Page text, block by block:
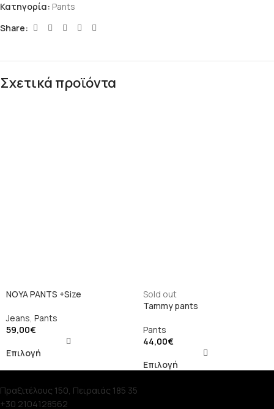
Κατηγορία: Pants
Share:
Σχετικά προϊόντα
NOYA PANTS +Size
Jeans, Pants
59,00€
Επιλογή
Sold out
Tammy pants
Pants
44,00€
Επιλογή
Πραξιτέλους 150, Πειραιάς 185 35
+30 2104128562